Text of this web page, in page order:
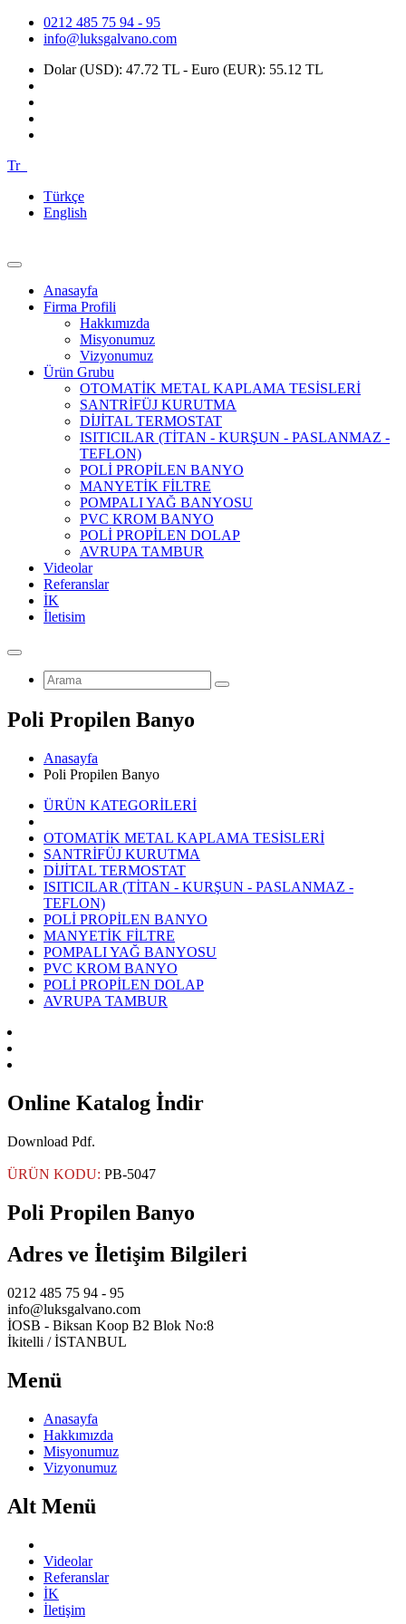
0212 485 75 94 - 95
info@luksgalvano.com
Dolar (USD): 47.72 TL - Euro (EUR): 55.12 TL
Tr
Türkçe
English
Anasayfa
Firma Profili
Hakkımızda
Misyonumuz
Vizyonumuz
Ürün Grubu
OTOMATİK METAL KAPLAMA TESİSLERİ
SANTRİFÜJ KURUTMA
DİJİTAL TERMOSTAT
ISITICILAR (TİTAN - KURŞUN - PASLANMAZ -
TEFLON)
POLİ PROPİLEN BANYO
MANYETİK FİLTRE
POMPALI YAĞ BANYOSU
PVC KROM BANYO
POLİ PROPİLEN DOLAP
AVRUPA TAMBUR
Videolar
Referanslar
İK
İletisim
Poli Propilen Banyo
Anasayfa
Poli Propilen Banyo
ÜRÜN KATEGORİLERİ
OTOMATİK METAL KAPLAMA TESİSLERİ
SANTRİFÜJ KURUTMA
DİJİTAL TERMOSTAT
ISITICILAR (TİTAN - KURŞUN - PASLANMAZ -
TEFLON)
POLİ PROPİLEN BANYO
MANYETİK FİLTRE
POMPALI YAĞ BANYOSU
PVC KROM BANYO
POLİ PROPİLEN DOLAP
AVRUPA TAMBUR
Online Katalog İndir
Download Pdf.
ÜRÜN KODU: PB-5047
Poli Propilen Banyo
Adres ve İletişim Bilgileri
0212 485 75 94 - 95
info@luksgalvano.com
İOSB - Biksan Koop B2 Blok No:8
İkitelli / İSTANBUL
Menü
Anasayfa
Hakkımızda
Misyonumuz
Vizyonumuz
Alt Menü
Videolar
Referanslar
İK
İletişim